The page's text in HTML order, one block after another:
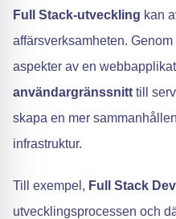
Full Stack-utveckling kan
affärsverksamheten.
aspekter av en
användargränssnitt till
skapa en mer
infrastruktur.
Till exempel, Full Stack
utvecklingsprocessen och